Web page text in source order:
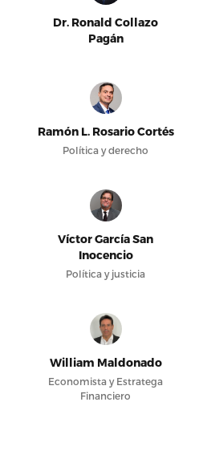
Dr. Ronald Collazo
Pagán
Ramón L. Rosario Cortés
Política y derecho
Víctor García San
Inocencio
Política y justicia
William Maldonado
Economista y Estratega
Financiero